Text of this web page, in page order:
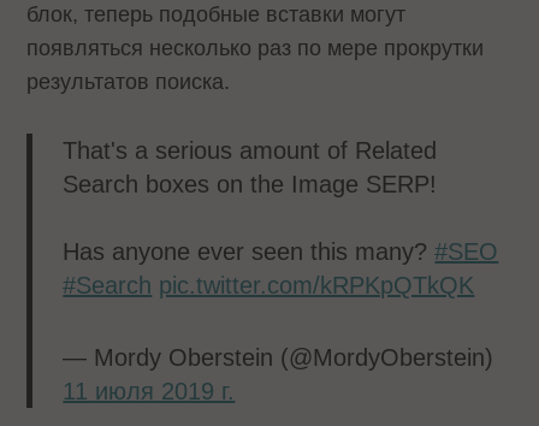
блок, теперь подобные вставки могут
появляться несколько раз по мере прокрутки
результатов поиска.
That's a serious amount of Related
Search boxes on the Image SERP!
Has anyone ever seen this many?#SEO
#Search pic.twitter.com/kRPKpQTkQK
— Mordy Oberstein (@MordyOberstein)
11 июля 2019 г.